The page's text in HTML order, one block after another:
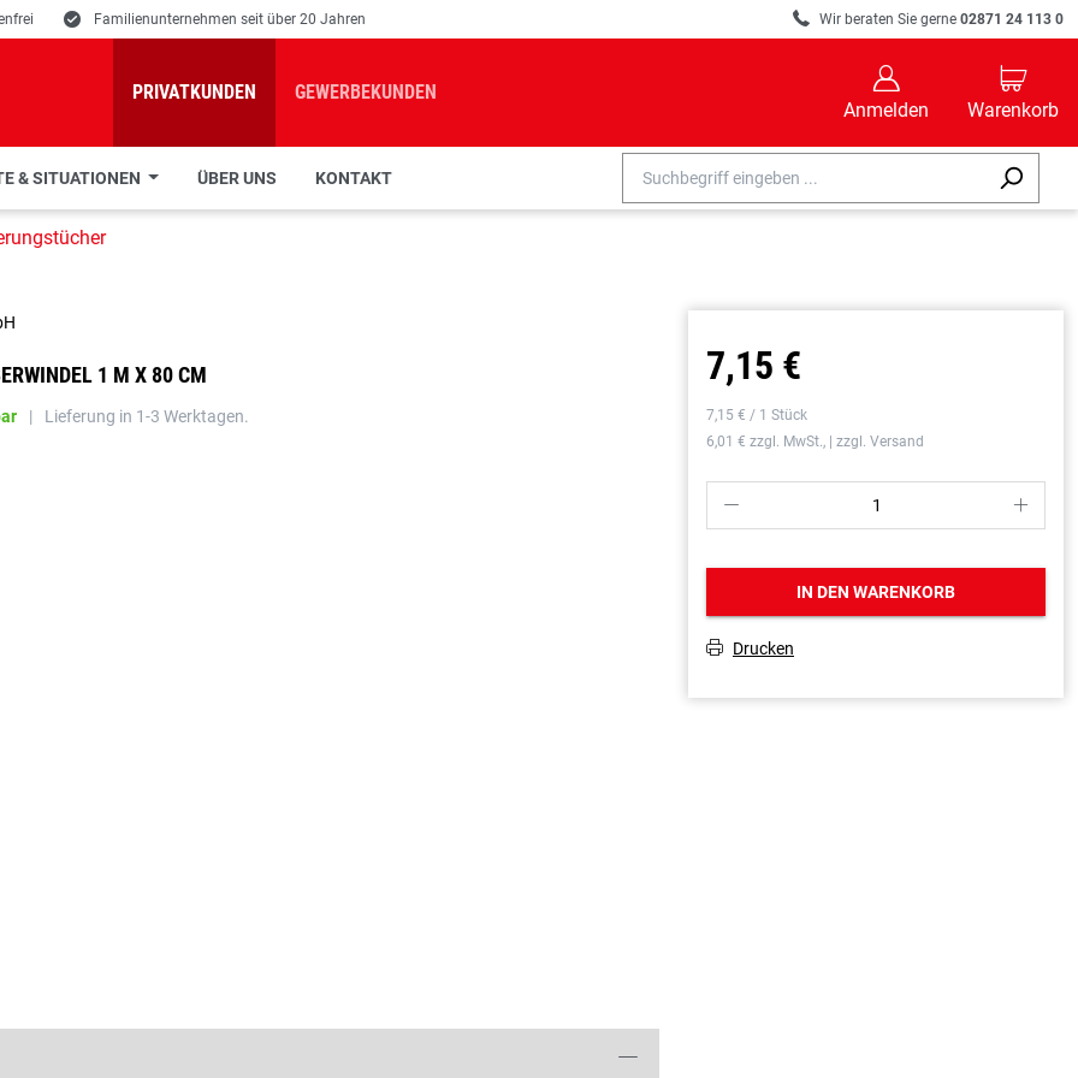
E Familienunternehmen seit über 20 Jahren R Wir beraten Sie gerne 02871 24 113 0
PRIVATKUNDEN GEWERBEKUNDEN
B
Anmelden
C
Warenkorb
& SITUATIONEN ÜBER UNS KONTAKT
1 M X 80 CM
| Lieferung in 1-3 Werktagen.
7,15 €
7,15 € / 1 Stück
6,01 € zzgl. MwSt., | zzgl. Versand
P S
IN DEN WARENKORB
T Drucken